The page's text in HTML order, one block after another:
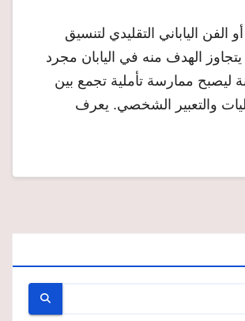
إيكيبانا 生け花 أو الفن الياباني التقليدي لتنسيق
الهدف منه في اليابان مجرد
ليصبح ممارسة تأملية تجمع بين
والتعبير الشخصي. يعرف